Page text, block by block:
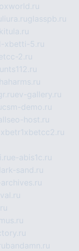
liura.ruglasspb.ru
xbetti-5.ru
2.ru
ev-gallery.ru
csm-demo.ru
host.ru
e-abis1c.ru
sand.ru
bandamn.ru